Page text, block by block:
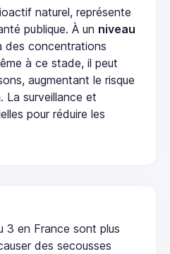
naturel, représente
publique. À un niveau
des concentrations
à ce stade, il peut
augmentant le risque
La surveillance et
pour réduire les
3 en France sont plus
des secousses